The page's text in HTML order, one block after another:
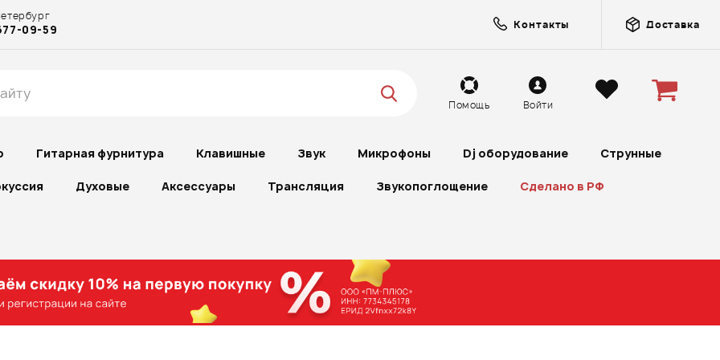
09-59 Контакты Доставка
Помощь Войти
Гитарная фурнитура Клавишные Звук Микрофоны Dj оборудование Струнные
Духовые Аксессуары Трансляция Звукопоглощение Сделано в РФ